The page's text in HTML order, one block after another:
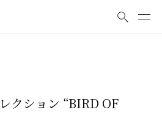
クション “BIRD OF